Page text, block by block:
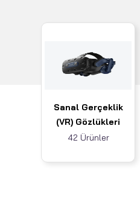
Sanal Gerçeklik
(VR) Gözlükleri
42 Ürünler